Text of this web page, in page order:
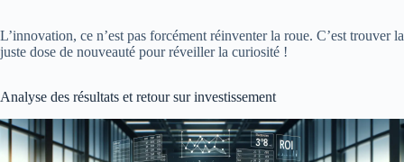
L’innovation, ce n’est pas forcément réinventer la roue. C’est trouver la
juste dose de nouveauté pour réveiller la curiosité !
Analyse des résultats et retour sur investissement